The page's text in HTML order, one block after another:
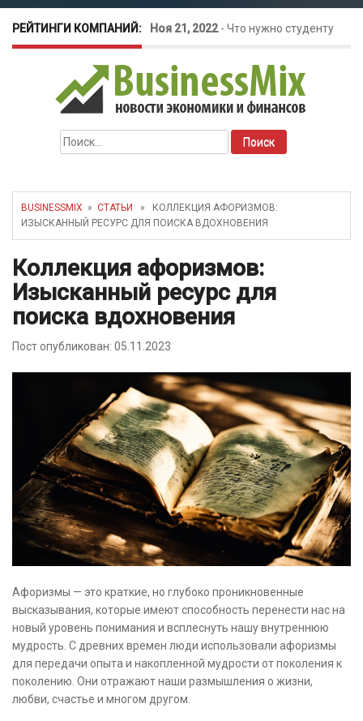
РЕЙТИНГИ КОМПАНИЙ: Ноя 21, 2022- Что нужно студенту
для открытия бизнеса?
Окт 26, 2022-Телефония для
amoCRM: лучшие инструменты для
бизнеса
Май 16, 2022
как защитить свой бизнес?
Найти:
BUSINESSMIX » СТАТЬИ
» КОЛЛЕКЦИЯ АФОРИЗМОВ:
ИЗЫСКАННЫЙ РЕСУРС ДЛЯ ПОИСКА ВДОХНОВЕНИЯ
Коллекция афоризмов:
Изысканный ресурс для
поиска вдохновения
Пост опубликован: 05.11.2023
Афоризмы — это краткие, но глубоко проникновенные
высказывания, которые имеют способность перенести нас на
новый уровень понимания и всплеснуть нашу внутреннюю
мудрость. С древних времен люди использовали афоризмы
для передачи опыта и накопленной мудрости от поколения к
поколению. Они отражают наши размышления о жизни,
любви, счастье и многом другом.